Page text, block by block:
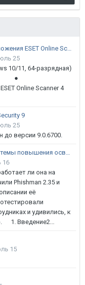
Новая версия бесплатного приложения ESET Online Scanner доступна пользователям
25
10/11, 64-разрядная)
Online Scanner 4
9
25
до версии 9.0.6700.
Тестирование Phishman 2.35, системы повышения осведомлённости пользователей в сфере ИБ
16
ли она на
Phishman 2.35 и
её
и удивились, к
1. Введение2...
15